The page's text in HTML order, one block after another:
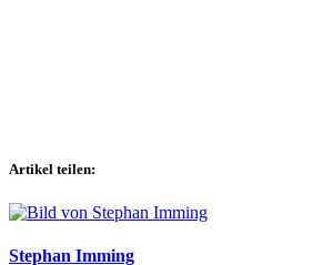
Artikel teilen:
Stephan Imming